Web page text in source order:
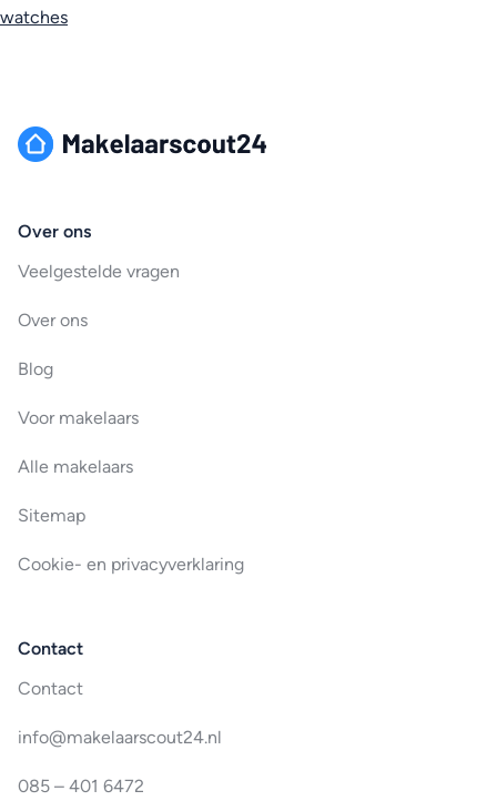
watches
Over ons
Veelgestelde vragen
Over ons
Blog
Voor makelaars
Alle makelaars
Sitemap
Cookie- en privacyverklaring
Contact
Contact
info@makelaarscout24.nl
085 – 401 6472